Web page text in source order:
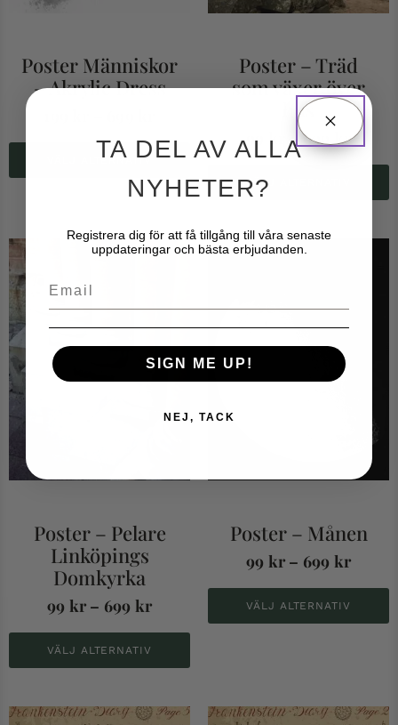
Poster Människor
– Akrylic Dress
VÄLJ ALTERNATIV
Poster – Träd
som växer över
hus
99 kr – 699kr
VÄLJ ALTERNATIV
Poster – Pelare
Linköpings
Domkyrka
99 kr – 699 kr
VÄLJ ALTERNATIV
Poster – Månen
99 kr – 699 kr
VÄLJ ALTERNATIV
TA DEL AV ALLA
NYHETER?
Registrera dig för att få tillgång till våra senaste
uppdateringar och bästa erbjudanden.
Email
SIGN ME UP!
NEJ, TACK